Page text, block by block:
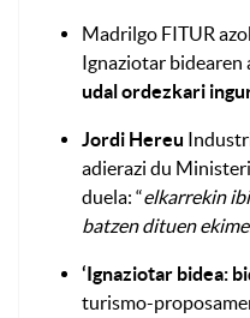
Madrilgo FITUR
Ignaziotar bidearen
udal ordezkari
Jordi Hereu
adierazi du
duela: “elkarrekin
batzen dituen
‘Ignaziotar bidea:
turismo-